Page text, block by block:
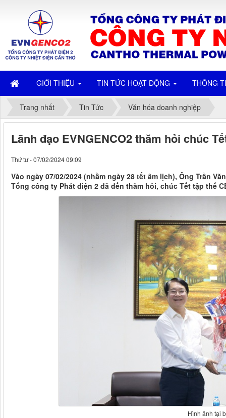
GIỚI THIỆU TIN TỨC HOẠT ĐỘNG THÔNG
Trang nhất Tin Tức Văn hóa doanh nghiệp
Lãnh đạo EVNGENCO2 thăm hỏi chúc
Thứ tư - 07/02/2024 09:09
Vào ngày 07/02/2024 (nhằm ngày 28 tết âm lịch), Ông Trần
Tổng công ty Phát điện 2 đã đến thăm hỏi, chúc Tết tập thể
Hình ảnh tại